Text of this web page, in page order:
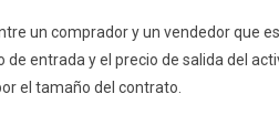
un comprador y un vendedor que
entrada y el precio de salida del
el tamaño del contrato.